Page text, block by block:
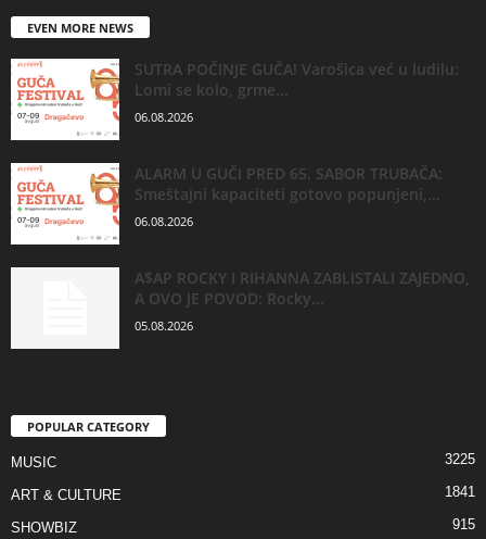
EVEN MORE NEWS
SUTRA POČINJE GUČA! Varošica već u ludilu:
Lomi se kolo, grme...
06.08.2026
ALARM U GUČI PRED 65. SABOR TRUBAČA:
Smeštajni kapaciteti gotovo popunjeni,...
06.08.2026
A$AP ROCKY I RIHANNA ZABLISTALI ZAJEDNO,
A OVO JE POVOD: Rocky...
05.08.2026
POPULAR CATEGORY
MUSIC 3225
ART & CULTURE 1841
SHOWBIZ 915